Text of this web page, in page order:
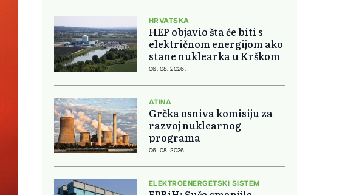
HRVATSKA
HEP objavio šta će biti s
električnom energijom ako
stane nuklearka u Krškom
06. 08. 2026.
ATINA
Grčka osniva komisiju za
razvoj nuklearnog
programa
06. 08. 2026.
ELEKTROENERGETSKI SISTEM